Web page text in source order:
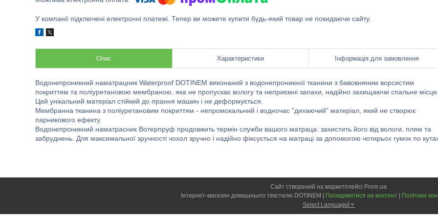
У компанії підключені електронні платежі. Тепер ви можете купити будь-який товар не покидаючи сайту.
Опис Характеристики Інформація для замовлення
Водонепроникний наматрацник Waterproof DOTINEM виконаний з водонепроникної тканини з бавовняним ворсистим
покриттям та поліуретановою мембраною, яка не пропускає вологу та неприємні запахи, надійно захищаючи спальне місце.
Цей унікальний матеріал стійкий до прання машин і не деформується.
Мембранна тканина з поліуретановим покриттям - непромокальний і водночас "дихаючий" матеріал, який не створює
парникового ефекту.
Водонепроникний наматрасник Вотерпруф продовжить термін служби вашого матраца: захистить його від вологи, плям та
забруднень. Для максимальної зручності чохол зручно і надійно фіксується на матраці за допомогою чотирьох гумок по
Сайт створений на маркетплейсі Prom.ua
Поскаржитися на контент
Політика
Select Language ▼